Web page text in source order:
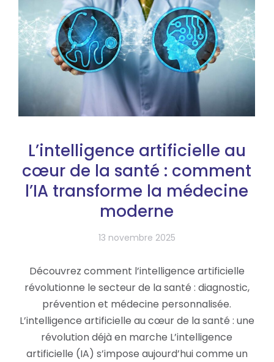
L’intelligence artificielle au
cœur de la santé : comment
l’IA transforme la médecine
moderne
13 novembre 2025
Découvrez comment l’intelligence artificielle
révolutionne le secteur de la santé : diagnostic,
prévention et médecine personnalisée.
L’intelligence artificielle au cœur de la santé : une
révolution déjà en marche L’intelligence
artificielle (IA) s’impose aujourd’hui comme un